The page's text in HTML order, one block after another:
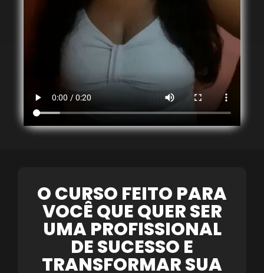
O CURSO FEITO PARA
VOCÊ QUE QUER SER
UMA PROFISSIONAL
DE SUCESSO E
TRANSFORMAR SUA